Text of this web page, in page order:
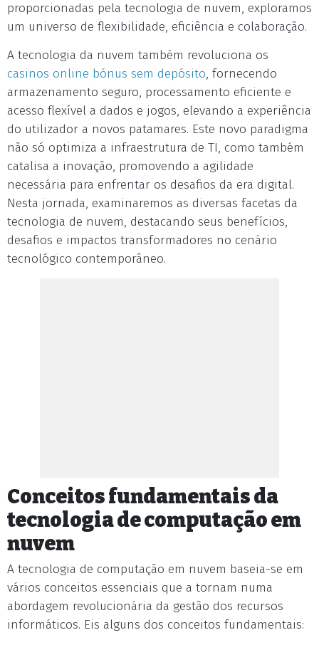
proporcionadas pela tecnologia de nuvem, exploramos
um universo de flexibilidade, eficiência e colaboração.
A tecnologia da nuvem também revoluciona os
casinos online bónus sem depósito, fornecendo
armazenamento seguro, processamento eficiente e
acesso flexível a dados e jogos, elevando a experiência
do utilizador a novos patamares. Este novo paradigma
não só optimiza a infraestrutura de TI, como também
catalisa a inovação, promovendo a agilidade
necessária para enfrentar os desafios da era digital.
Nesta jornada, examinaremos as diversas facetas da
tecnologia de nuvem, destacando seus benefícios,
desafios e impactos transformadores no cenário
tecnológico contemporâneo.
Conceitos fundamentais da
tecnologia de computação em
nuvem
A tecnologia de computação em nuvem baseia-se em
vários conceitos essenciais que a tornam numa
abordagem revolucionária da gestão dos recursos
informáticos. Eis alguns dos conceitos fundamentais: